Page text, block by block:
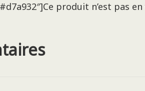
produit n’est pas